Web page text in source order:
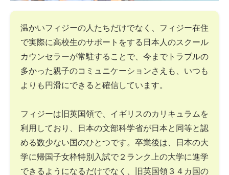
温かいフィジーの人たちだけでなく、フィジー在住
で実際に高校生のサポートをする日本人のスクール
カウンセラーが常駐することで、今までトラブルの
多かった親子のコミュニケーションさえも、いつも
よりも円滑にできると確信しています。
フィジーは旧英国領で、イギリスのカリキュラムを
利用しており、日本の文部科学省が日本と同等と認
める数少ない国のひとつです。卒業後は、日本の大
学に帰国子女枠特別入試で２ランク上の大学に進学
できるようになるだけでなく、旧英国領３４カ国の